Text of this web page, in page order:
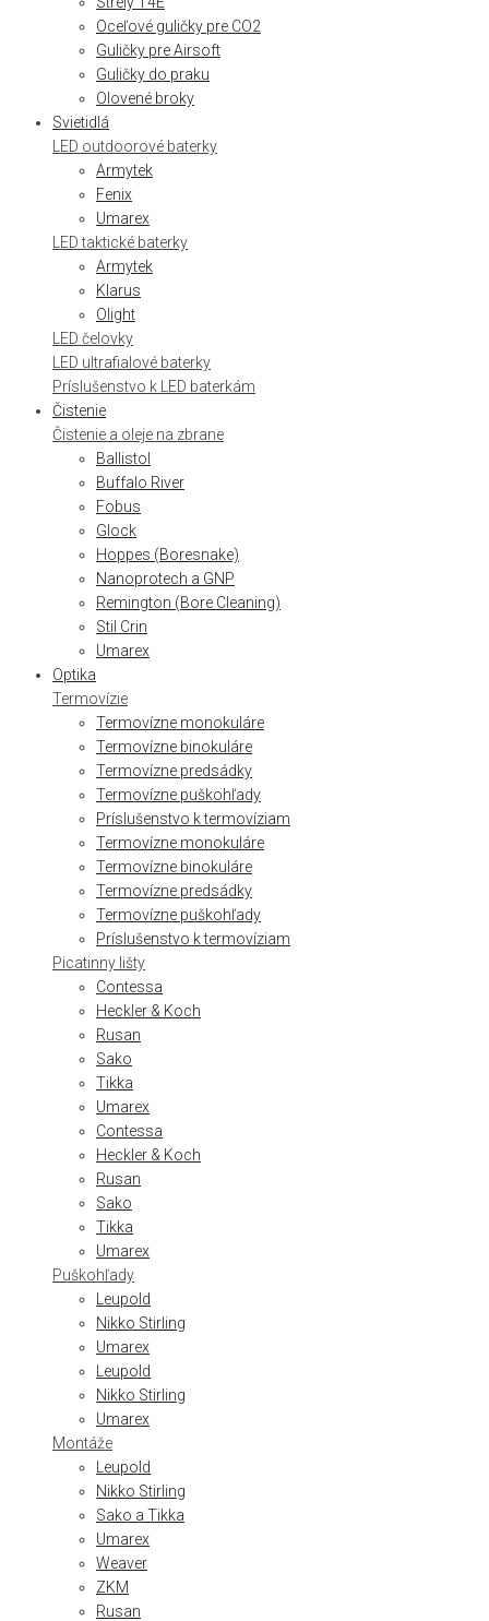
Oceľové guličky pre CO2
Guličky pre Airsoft
Guličky do praku
Olovené broky
Svietidlá
LED outdoorové baterky
Armytek
Fenix
Umarex
LED taktické baterky
Armytek
Klarus
Olight
LED čelovky
LED ultrafialové baterky
Príslušenstvo k LED baterkám
Čistenie
Čistenie a oleje na zbrane
Ballistol
Buffalo River
Fobus
Glock
Hoppes (Boresnake)
Nanoprotech a GNP
Remington (Bore Cleaning)
Stil Crin
Umarex
Optika
Termovízie
Termovízne monokuláre
Termovízne binokuláre
Termovízne predsádky
Termovízne puškohľady
Príslušenstvo k termovíziam
Termovízne monokuláre
Termovízne binokuláre
Termovízne predsádky
Termovízne puškohľady
Príslušenstvo k termovíziam
Picatinny lišty
Contessa
Heckler & Koch
Rusan
Sako
Tikka
Umarex
Contessa
Heckler & Koch
Rusan
Sako
Tikka
Umarex
Puškohľady
Leupold
Nikko Stirling
Umarex
Leupold
Nikko Stirling
Umarex
Montáže
Leupold
Nikko Stirling
Sako a Tikka
Umarex
Weaver
ZKM
Rusan